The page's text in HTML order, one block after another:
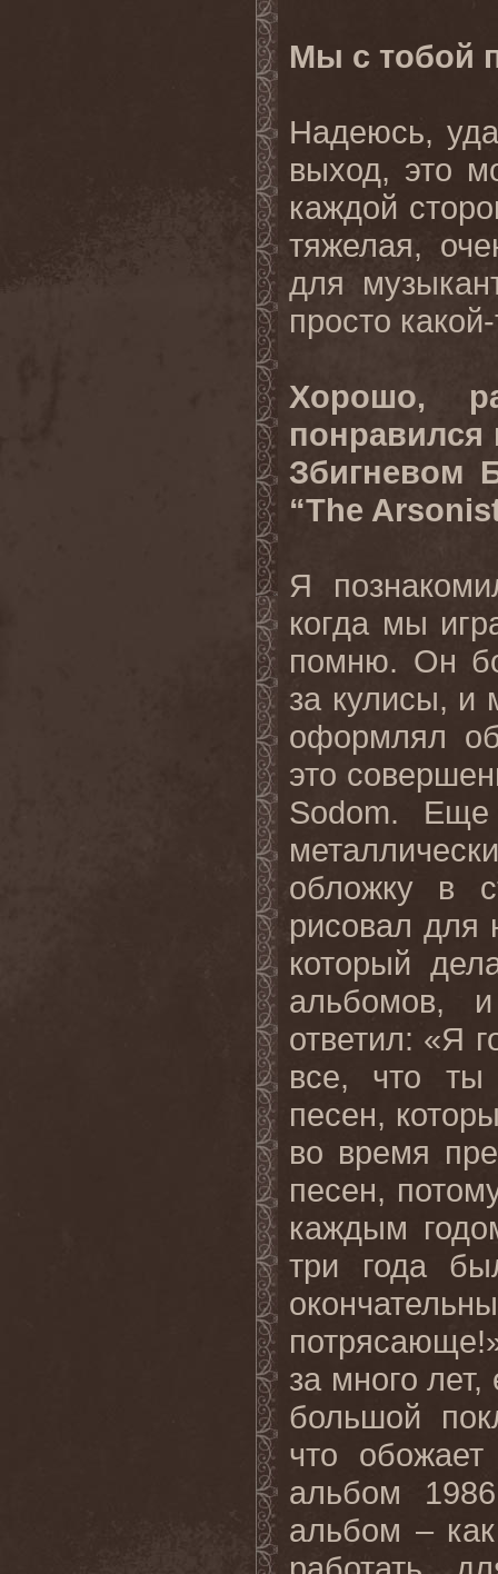
Мы с тобой
Надеюсь,
выход, это
каждой
тяжелая,
для
просто
Хорошо,
Збигневом
“The
Я
когда мы
помню. Он
за кулисы, и
оформлял
это
Sodom.
обложку в
рисовал для
который
альбомов,
ответил: «Я
все, что ты
песен,
во время
песен,
каждым
три года
за много
большой
что
альбом
альбом –